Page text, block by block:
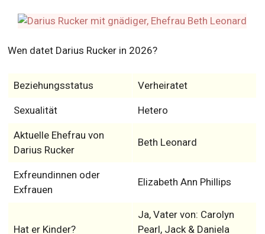
Wen datet Darius Rucker in 2026?
Beziehungsstatus Verheiratet
Sexualität Hetero
Aktuelle Ehefrau von
Darius Rucker
Beth Leonard
Exfreundinnen oder
Exfrauen
Elizabeth Ann Phillips
Hat er Kinder?
Ja, Vater von: Carolyn
Pearl, Jack & Daniela